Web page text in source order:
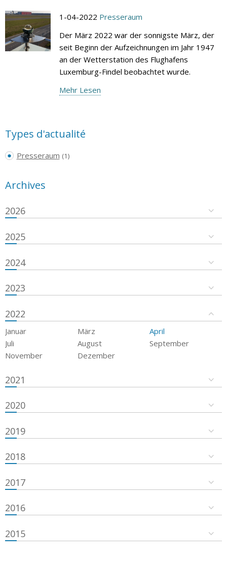
1-04-2022 Presseraum
Der März 2022 war der sonnigste März, der
seit Beginn der Aufzeichnungen im Jahr 1947
an der Wetterstation des Flughafens
Luxemburg-Findel beobachtet wurde.
Mehr Lesen
Types d'actualité
Presseraum (1)
Archives
2026
2025
2024
2023
2022
Januar März
April
Juli
August
September
November
Dezember
2021
2020
2019
2018
2017
2016
2015